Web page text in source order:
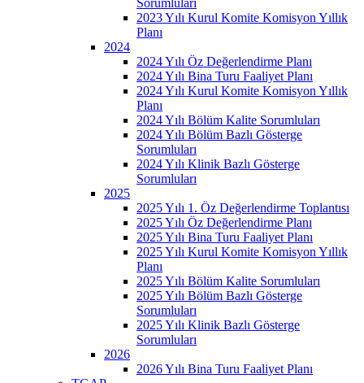
2023 Yılı Kurul Komite Komisyon Yıllık
Planı
2024
2024 Yılı Öz Değerlendirme Planı
2024 Yılı Bina Turu Faaliyet Planı
2024 Yılı Kurul Komite Komisyon Yıllık
Planı
2024 Yılı Bölüm Kalite Sorumluları
2024 Yılı Bölüm Bazlı Gösterge
Sorumluları
2024 Yılı Klinik Bazlı Gösterge
Sorumluları
2025
2025 Yılı 1. Öz Değerlendirme Toplantısı
2025 Yılı Öz Değerlendirme Planı
2025 Yılı Bina Turu Faaliyet Planı
2025 Yılı Kurul Komite Komisyon Yıllık
Planı
2025 Yılı Bölüm Kalite Sorumluları
2025 Yılı Bölüm Bazlı Gösterge
Sorumluları
2025 Yılı Klinik Bazlı Gösterge
Sorumluları
2026
2026 Yılı Bina Turu Faaliyet Planı